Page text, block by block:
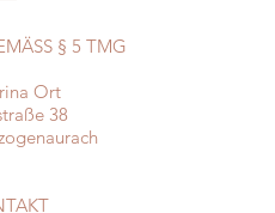
§ 5 TMG
Ort
38